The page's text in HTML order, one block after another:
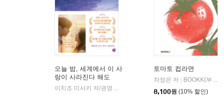
오늘 밤, 세계에서 이 사
랑이 사라진다 해도
이치조 미사키 저/권영주 역
토마토 컵라면
차정은 저
BOOKK(부크크)
8,100원 (10% 할인)